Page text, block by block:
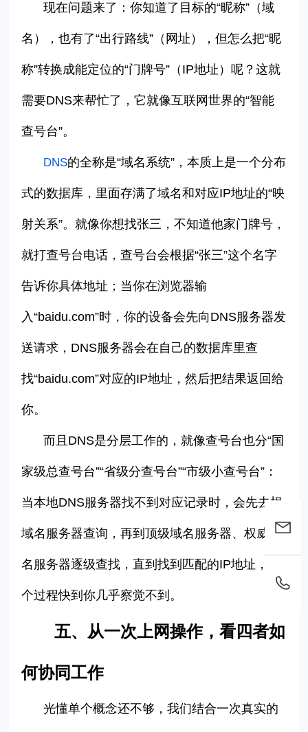
现在问题来了：你知道了目标的“昵称” （域
名），也有了“出行路线” （网址），但怎么把“昵
称”转换成能定位的“门牌号” （ IP地址）呢？这就
需要DNS来帮忙了，它就像互联网世界的“智能
查号台”。
DNS的全称是“域名系统” ，本质上是一个分布
式的数据库，里面存满了域名和对应IP地址的“映
射关系”。就像你想找张三，不知道他家门牌号，
就打查号台电话，查号台会根据“张三”这个名字
告诉你具体地址；当你在浏览器输
入“baidu.com”时，你的设备会先向 DNS服务器发
送请求， DNS服务器会在自己的数据库里查
找“baidu.com”对应的IP地址，然后把结果返回给
你。
而且 DNS是分层工作的，就像查号台也分“国
家级总查号台”“省级分查号台”“市级小查号台” ：
当本地DNS服务器找不到对应记录时，会先去根
域名服务器查询，再到顶级域名服务器、权威域
名服务器逐级查找，直到找到匹配的IP地址，整
个过程快到你几乎察觉不到。
五、从一次上网操作，看四者如
何协同工作
光懂单个概念还不够，我们结合一次真实的